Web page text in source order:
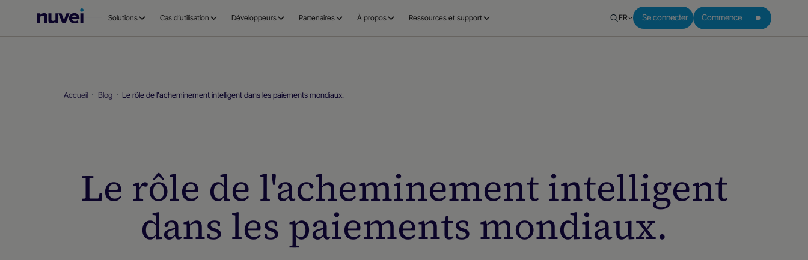
Page
Solutions Cas d’utilisation Développeurs Partenaires À propos Ressources et support FR Se connecter Commence
Accueil Blog Le rôle de l'acheminement intelligent dans les paiements mondiaux.
Le rôle de l'acheminement intelligent
dans les paiements mondiaux.